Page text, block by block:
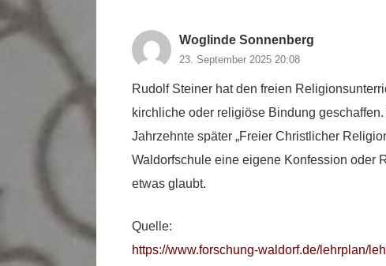
Woglinde Sonnenberg
23. September 2025 20:08
Rudolf Steiner hat den freien
kirchliche oder religiöse Bindung
Jahrzehnte später „Freier Christlicher
Waldorfschule eine eigene Konfession oder
etwas glaubt.
Quelle:
https://www.forschung-waldorf.de/lehrplan/